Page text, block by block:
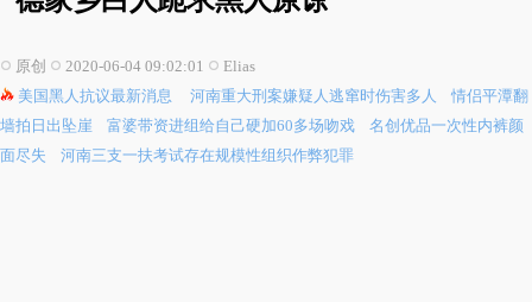
原创 2020-06-04 09:02:01
Elias
美国黑人抗议最新消息
河南重大刑案嫌疑人逃窜时伤害多人
情侣平潭翻
墙拍日出坠崖
富婆带资进组给自己硬加60多场吻戏
名创优品一次性内裤颜
面尽失
河南三支一扶考试存在规模性组织作弊犯罪